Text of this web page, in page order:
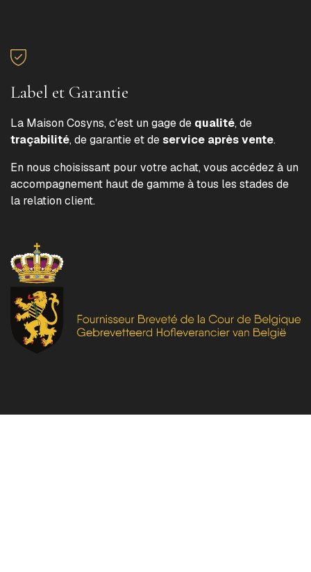
Label et Garantie
La Maison Cosyns, c'est un gage de qualité, de
traçabilité, de garantie et deservice après vente.
En nous choisissant pour votre achat, vous accédez à un
accompagnement haut de gamme à tous les stades de
la relation client.